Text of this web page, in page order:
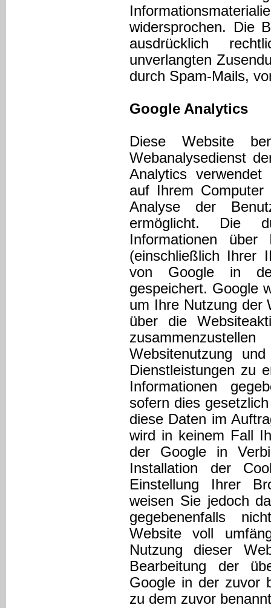
widersprochen. Die
ausdrücklich
unverlangten
durch Spam-Mails,
Google Analytics
Diese Website
Webanalysedienst
Analytics
auf Ihrem
Analyse der
ermöglicht. Die
Informationen
(einschließlich Ihrer
von Google in
gespeichert. Google
um Ihre Nutzung der
über die
Websitenutzung
Dienstleistungen zu
Informationen
sofern dies
diese Daten im
wird in keinem Fall
der Google in
Installation der
Einstellung Ihrer
weisen Sie jedoch
gegebenenfalls
Website voll
Nutzung dieser
Bearbeitung der
Google in der zuvor
zu dem zuvor